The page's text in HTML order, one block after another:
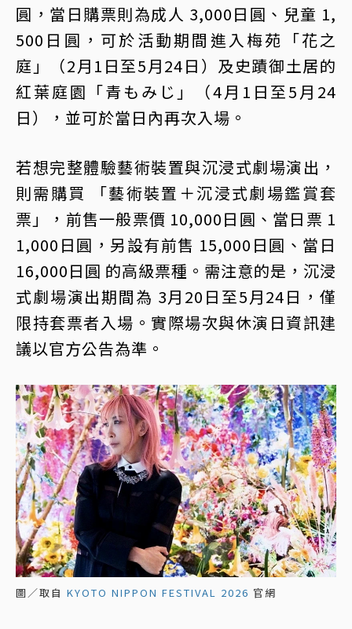
圓，當日購票則為成人 3,000日圓、兒童 1,
500日圓，可於活動期間進入梅苑「花之
庭」（2月1日至5月24日）及史蹟御土居的
紅葉庭園「青もみじ」（4月1日至5月24
日），並可於當日內再次入場。
若想完整體驗藝術裝置與沉浸式劇場演出，
則需購買 「藝術裝置＋沉浸式劇場鑑賞套
票」，前售一般票價 10,000日圓、當日票 1
1,000日圓，另設有前售 15,000日圓、當日
16,000日圓 的高級票種。需注意的是，沉浸
式劇場演出期間為 3月20日至5月24日，僅
限持套票者入場。實際場次與休演日資訊建
議以官方公告為準。
圖／取自 KYOTO NIPPON FESTIVAL 2026 官網